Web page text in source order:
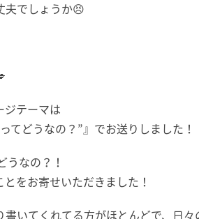
夫でしょうか😣
ジテーマは
てどうなの？”』でお送りしました！
うなの？！
をお寄せいただきました！
いてくれてる方がほとんどで、日